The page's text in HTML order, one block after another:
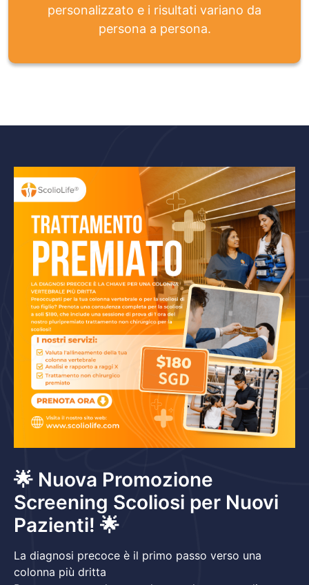
personalizzato e i risultati variano da
persona a persona.
🌟 Nuova Promozione
Screening Scoliosi per Nuovi
Pazienti! 🌟
La diagnosi precoce è il primo passo verso una
colonna più dritta